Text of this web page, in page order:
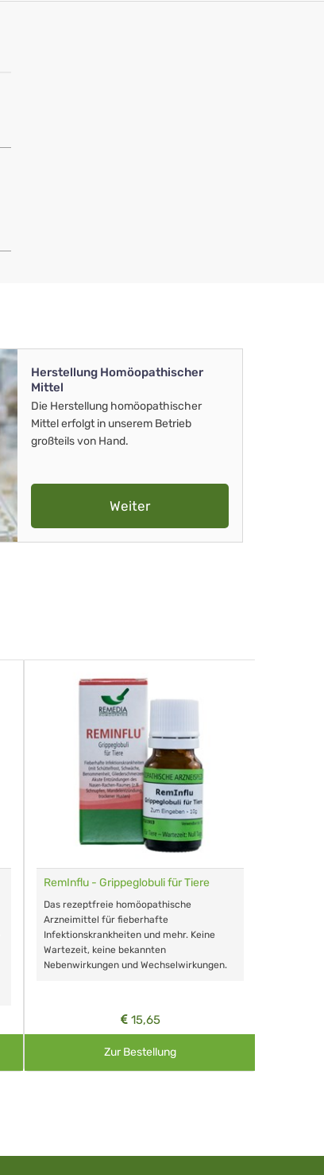
Herstellung Homöopathischer
Mittel
Die Herstellung homöopathischer
Mittel erfolgt in unserem Betrieb
großteils von Hand.
Weiter
RemInflu - Grippeglobuli für Tiere
Das rezeptfreie homöopathische
Arzneimittel für fieberhafte
Infektionskrankheiten und mehr. Keine
Wartezeit, keine bekannten
Nebenwirkungen und Wechselwirkungen.
15,65
Zur Bestellung